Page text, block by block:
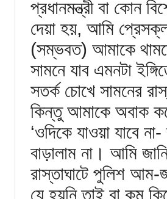
প্রধানমন্ত্রী বা কোন
দেয়া হয়, আমি
(সম্ভবত) আমাকে
সামনে যাব এমনটা
সতর্ক চোখে সামনের
কিন্তু আমাকে অবাক
‘ওদিকে যাওয়া যাবে
বাড়ালাম না। আমি
রাস্তাঘাটে পুলিশ আম-
যে হয়নি তাই বা কম